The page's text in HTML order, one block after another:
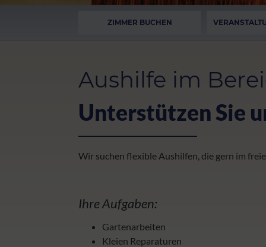
ZIMMER BUCHEN
Aushilfe im
Unterstützen Sie
Wir suchen flexible Aushilfen, die gern im
Ihre Aufgaben:
Gartenarbeiten
Kleien Reparaturen